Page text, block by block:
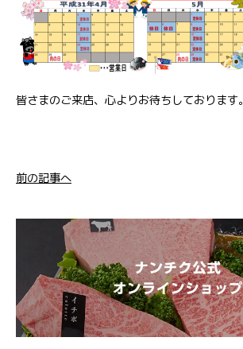
皆さまのご来店、心よりお待ちしております。
前の記事へ